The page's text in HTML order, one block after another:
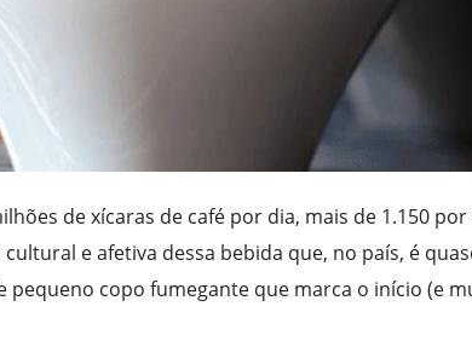
de xícaras de café por dia, mais de 1.150
e afetiva dessa bebida que, no país, é
pequeno copo fumegante que marca o início (e